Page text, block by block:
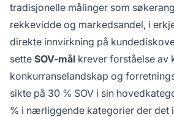
tradisjonelle målinger som
rekkevidde og markedsandel, i
direkte innvirkning på
sette SOV-mål krever forståelse av
konkurranselandskap og
sikte på 30 % SOV i sin
% i nærliggende kategorier der det